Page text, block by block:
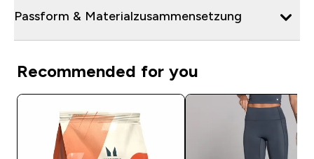
Passform & Materialzusammensetzung
Recommended for you